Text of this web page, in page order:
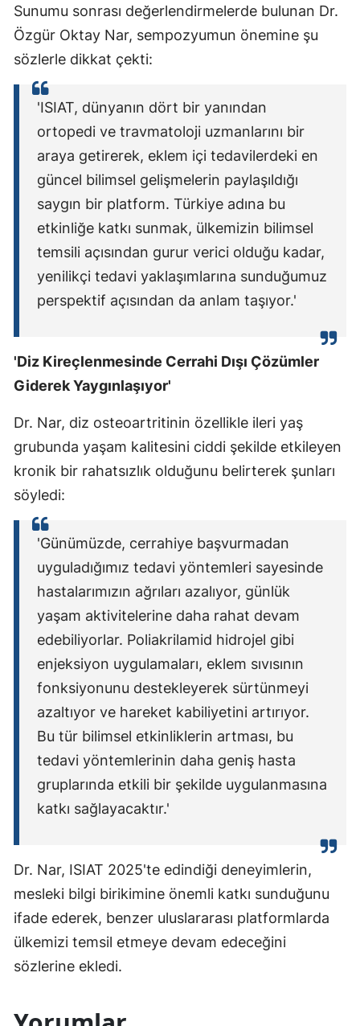
Sunumu sonrası değerlendirmelerde bulunan Dr.
Özgür Oktay Nar, sempozyumun önemine şu
sözlerle dikkat çekti:
'ISIAT, dünyanın dört bir yanından
ortopedi ve travmatoloji uzmanlarını bir
araya getirerek, eklem içi tedavilerdeki en
güncel bilimsel gelişmelerin paylaşıldığı
saygın bir platform. Türkiye adına bu
etkinliğe katkı sunmak, ülkemizin bilimsel
temsili açısından gurur verici olduğu kadar,
yenilikçi tedavi yaklaşımlarına sunduğumuz
perspektif açısından da anlam taşıyor.'
'Diz Kireçlenmesinde Cerrahi Dışı Çözümler
Giderek Yaygınlaşıyor'
Dr. Nar, diz osteoartritinin özellikle ileri yaş
grubunda yaşam kalitesini ciddi şekilde etkileyen
kronik bir rahatsızlık olduğunu belirterek şunları
söyledi:
'Günümüzde, cerrahiye başvurmadan
uyguladığımız tedavi yöntemleri sayesinde
hastalarımızın ağrıları azalıyor, günlük
yaşam aktivitelerine daha rahat devam
edebiliyorlar. Poliakrilamid hidrojel gibi
enjeksiyon uygulamaları, eklem sıvısının
fonksiyonunu destekleyerek sürtünmeyi
azaltıyor ve hareket kabiliyetini artırıyor.
Bu tür bilimsel etkinliklerin artması, bu
tedavi yöntemlerinin daha geniş hasta
gruplarında etkili bir şekilde uygulanmasına
katkı sağlayacaktır.'
Dr. Nar, ISIAT 2025'te edindiği deneyimlerin,
mesleki bilgi birikimine önemli katkı sunduğunu
ifade ederek, benzer uluslararası platformlarda
ülkemizi temsil etmeye devam edeceğini
sözlerine ekledi.